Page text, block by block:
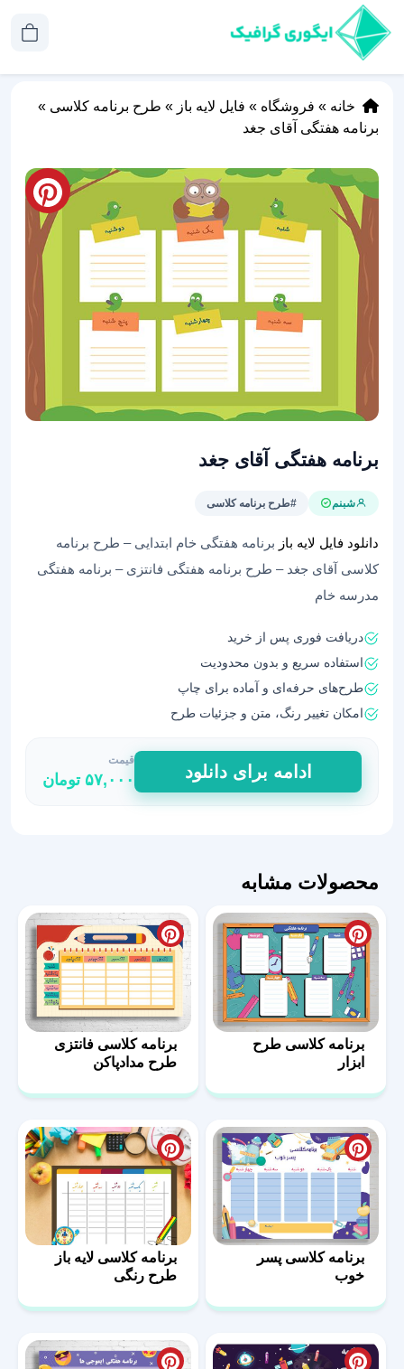
خانه » فروشگاه » فایل لایه باز » طرح برنامه کلاسی »
برنامه هفتگی آقای جغد
برنامه هفتگی آقای جغد
شبنم #طرح برنامه کلاسی
دانلود فایل لایه باز برنامه هفتگی خام ابتدایی – طرح برنامه
کلاسی آقای جغد – طرح برنامه هفتگی فانتزی – برنامه هفتگی
مدرسه خام
دریافت فوری پس از خرید
استفاده سریع و بدون محدودیت
طرح‌های حرفه‌ای و آماده برای چاپ
امکان تغییر رنگ، متن و جزئیات طرح
برنامه
هفتگی
آقای
ادامه برای دانلود
قیمت
۵۷,۰۰۰ تومان
محصولات مشابه
برنامه کلاسی طرح
ابزار
برنامه کلاسی فانتزی
طرح مدادپاکن
برنامه کلاسی پسر
خوب
برنامه کلاسی لایه باز
طرح رنگی